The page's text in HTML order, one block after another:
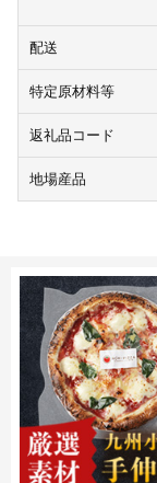
配送
特定原材料等
返礼品コード
地場産品